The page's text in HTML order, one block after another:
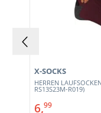
HERREN
RS13S23M-R019)
X-SOCKS
6,99